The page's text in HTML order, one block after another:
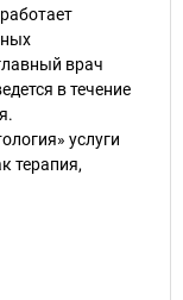
врач
в течение
услуги
терапия,